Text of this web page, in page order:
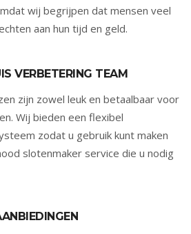
wij begrijpen dat mensen veel
aan hun tijd en geld.
VERBETERING TEAM
zijn zowel leuk en betaalbaar voor
Wij bieden een flexibel
zodat u gebruik kunt maken
slotenmaker service die u nodig